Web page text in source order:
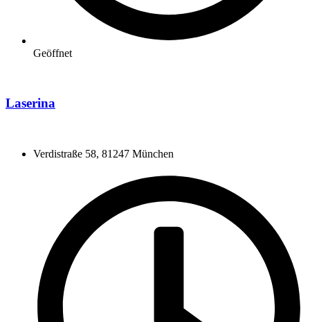
Geöffnet
Laserina
Verdistraße 58, 81247 München